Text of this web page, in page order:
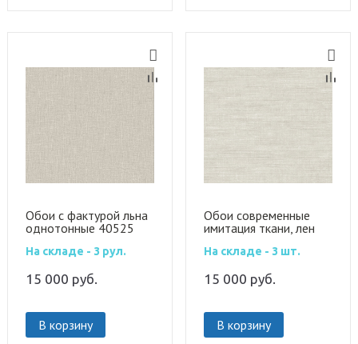
Обои с фактурой льна
однотонные 40525
На складе - 3 рул.
15 000 руб.
В корзину
Обои современные
имитация ткани, лен
На складе - 3 шт.
15 000 руб.
В корзину